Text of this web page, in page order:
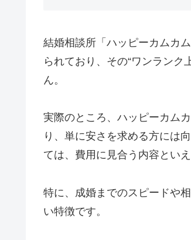
結婚相談所「ハッピーカムカ
られており、その“ワンラン
ん。
実際のところ、ハッピーカム
り、単に安さを求める方には
ては、費用に見合う内容といえ
特に、成婚までのスピードや
い特徴です。